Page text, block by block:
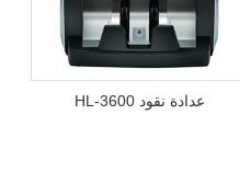
عدادة نقود HL-3600